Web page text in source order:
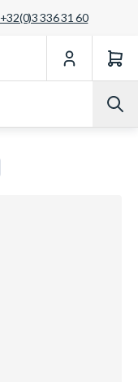
+32(0)3 336 31 60